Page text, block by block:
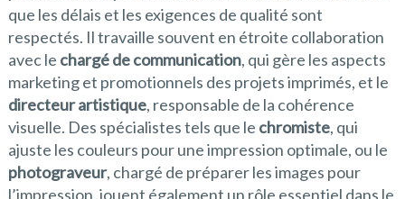
que les délais et les exigences de qualité sont
respectés. Il travaille souvent en étroite collaboration
avec le chargé de communication, qui gère les aspects
marketing et promotionnels des projets imprimés, et le
directeur artistique, responsable de la cohérence
visuelle. Des spécialistes tels que le chromiste, qui
ajuste les couleurs pour une impression optimale, ou le
photograveur, chargé de préparer les images pour
l’impression, jouent également un rôle essentiel dans le